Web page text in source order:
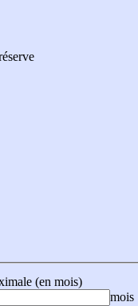
(en mois)
mois